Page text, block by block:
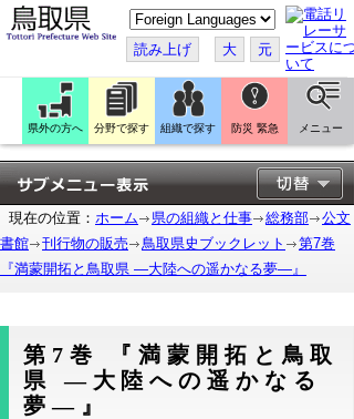
こ
の
ペ
ー
ジ
翻
訳
す
る
読み上げ 大 元
県外の方へ 分野で探す 組織で探す 防災 緊急 メニュー
現在の位置： ホーム 県の組織と仕事 総務部
公文
書館
刊行物の販売 鳥取県史ブックレット
第7巻
『満蒙開拓と鳥取県 ―大陸への遥かなる夢―』
第7巻 『満蒙開拓と鳥取
県 ―大陸への遥かなる
夢―』